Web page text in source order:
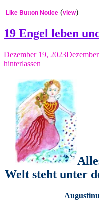
Like Button Notice (view)
19 Engel leben
Dezember 19, 2023
hinterlassen
Welt steht unter